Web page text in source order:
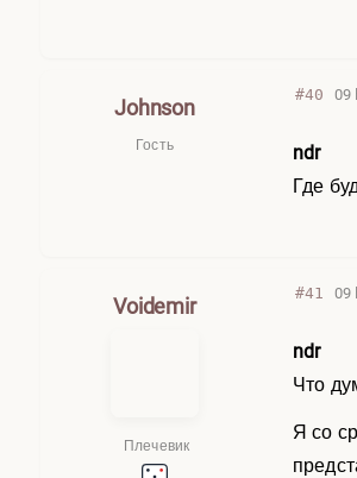
Johnson
Гость
#40 09
ndr
Где
Voidemir
Плечевик
#41 09
ndr
Что
Я со